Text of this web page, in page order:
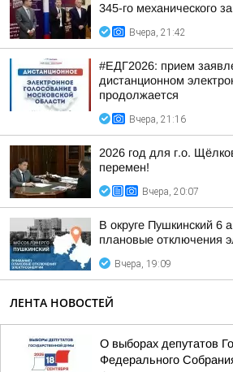
345-го механического
Вчера, 21:42
#ЕДГ2026: прием
дистанционном
продолжается
Вчера, 21:16
2026 год для г.о.
перемен!
Вчера, 20:07
В округе Пушкинский 6
плановые отключения
Вчера, 19:09
ЛЕНТА НОВОСТЕЙ
О выборах депутатов
Федерального